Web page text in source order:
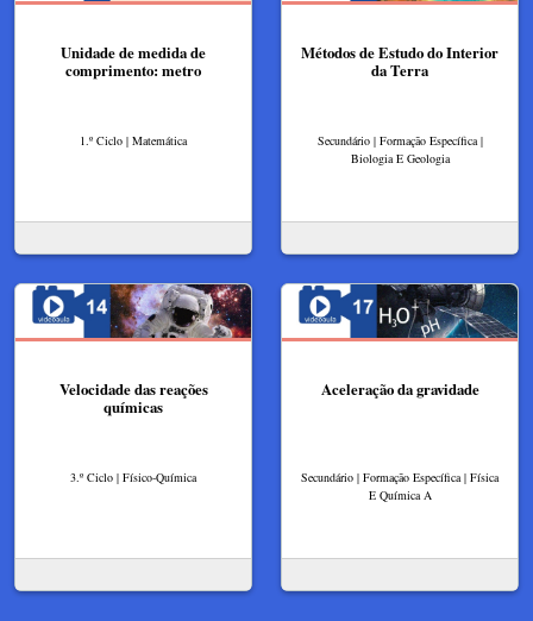
Unidade de medida de
comprimento: metro
1.º Ciclo | Matemática
Métodos de Estudo do Interior
da Terra
Secundário | Formação Específica |
Biologia E Geologia
Velocidade das reações
químicas
3.º Ciclo | Físico-Química
Aceleração da gravidade
Secundário | Formação Específica | Física
E Química A